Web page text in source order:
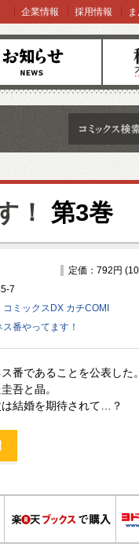
オンラ
企業情報 採用情報
！ 第3巻
定価：792円
7
ミックスDX カチCOMI
番やってます！
番であることを公表した
吾と晶。
結婚を期待されて…？